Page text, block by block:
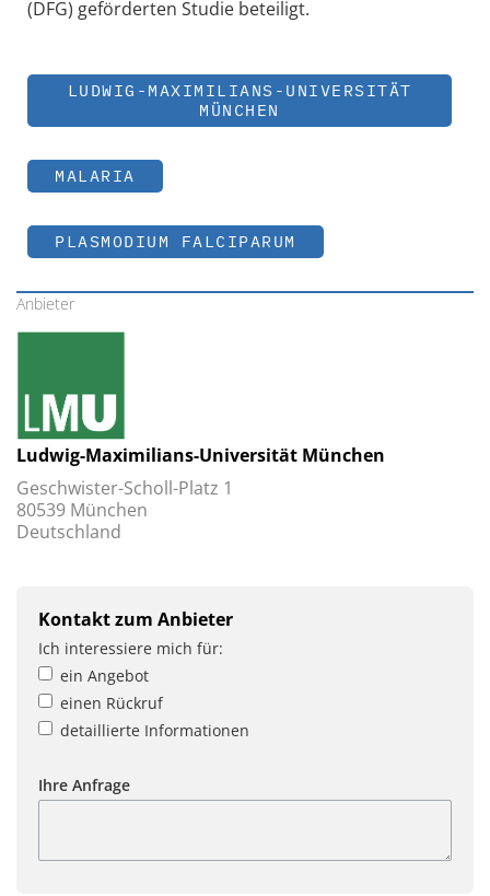
(DFG) geförderten Studie beteiligt.
LUDWIG-MAXIMILIANS-UNIVERSITÄT
MÜNCHEN
MALARIA
PLASMODIUM FALCIPARUM
Anbieter
Ludwig-Maximilians-Universität München
Geschwister-Scholl-Platz 1
80539 München
Deutschland
Kontakt zum Anbieter
Ich interessiere mich für:
ein Angebot
einen Rückruf
detaillierte Informationen
Ihre Anfrage